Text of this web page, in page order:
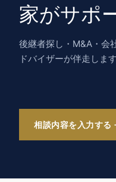
家がサポ
後継者探し・M&A・会
ドバイザーが伴走します
相談内容を入力する